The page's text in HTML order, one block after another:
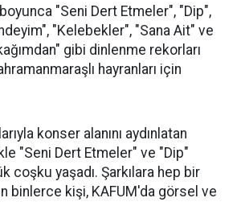
"Seni Dert Etmeler", "Dip",
"Kelebekler", "Sana Ait" ve
gibi dinlenme rekorları
hayranları için
konser alanını aydınlatan
"Seni Dert Etmeler" ve "Dip"
coşku yaşadı. Şarkılara hep bir
binlerce kişi, KAFUM'da görsel ve